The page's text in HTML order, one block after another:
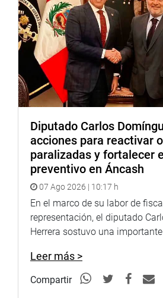
LIMA, 4 DE OCTUBRE DE 2024
DESPACHO CONGRESAL
Rogger Alba Arbieto: 924163863
Diputado Carlos
acciones para reactivar
paralizadas y fortalecer
preventivo en Áncash
07 Ago 2026 | 10:17 h
En el marco de su labor de
representación, el diputado
Herrera sostuvo una
Leer más >
Compartir